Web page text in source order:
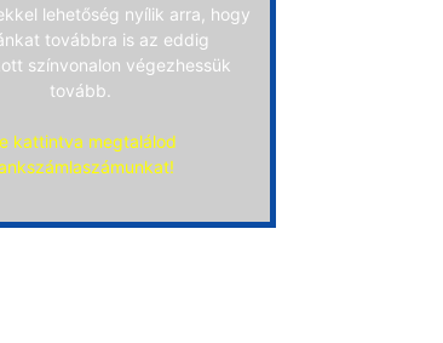
lehetőség nyílik arra, hogy
továbbra is az eddig
színvonalon végezhessük
tovább.
kattintva megtalálod